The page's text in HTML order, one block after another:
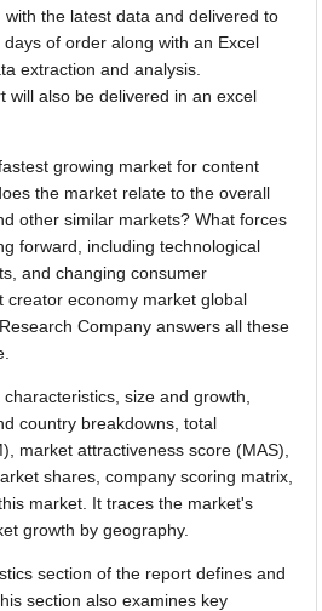
the latest data and delivered to
of order along with an Excel
extraction and analysis.
will also be delivered in an excel
growing market for content
the market relate to the overall
other similar markets? What forces
forward, including technological
and changing consumer
creator economy market global
Company answers all these
size and growth,
country breakdowns, total
market attractiveness score (MAS),
shares, company scoring matrix,
market. It traces the market's
growth by geography.
section of the report defines and
section also examines key